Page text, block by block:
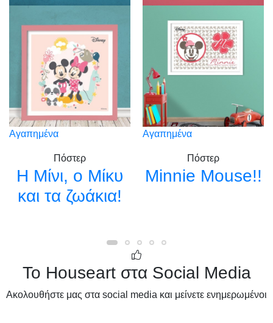
Αγαπημένα
Πόστερ
Η Μίνι, ο Μίκυ
και τα ζωάκια!
Αγαπημένα
Πόστερ
Minnie Mouse!!
Το Houseart στα Social Media
Ακολουθήστε μας στα social media και μείνετε ενημερωμένοι